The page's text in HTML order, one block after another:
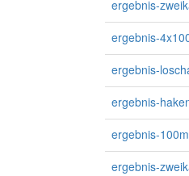
ergebnis-
ergebnis-
ergebnis-
ergebnis-
ergebnis-
ergebnis-